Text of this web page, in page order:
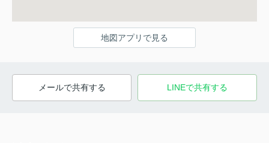
地図アプリで見る
メールで共有する LINEで共有する